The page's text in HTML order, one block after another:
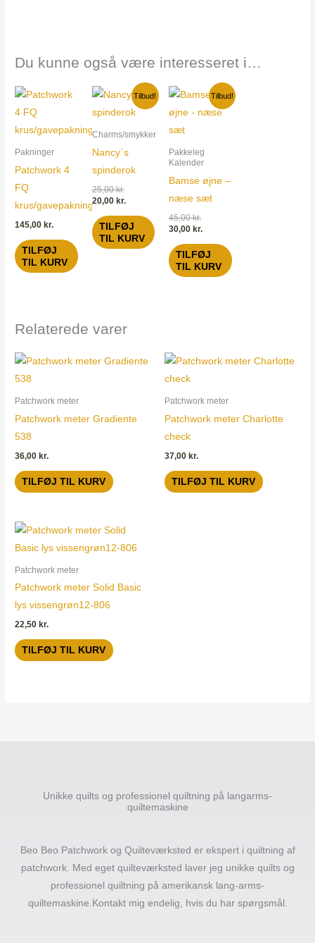
Du kunne også være interesseret i…
Pakninger
Patchwork 4
FQ
krus/gavepakning
145,00kr.
TILFØJ
TIL KURV
Tilbud!
Charms/smykker
Nancy`s
spinderok
25,00kr.
Den
oprindelige
pris
25,00 kr..
20,00 kr.
Den
aktuelle
pris
20,00 kr..
TILFØJ
TIL KURV
Tilbud!
Pakkeleg
Kalender
Bamse øjne –
næse sæt
45,00kr.
Den
oprindelige
pris
30,00kr.
Den
aktuelle
pris
TILFØJ
TIL KURV
Relaterede varer
Patchwork meter
Patchwork meter Gradiente
538
36,00 kr.
TILFØJ TIL KURV
Patchwork meter
Patchwork meter Charlotte
check
37,00 kr.
TILFØJ TIL KURV
Patchwork meter
Patchwork meter Solid Basic
lys vissengrøn12-806
22,50 kr.
TILFØJ TIL KURV
Unikke quilts og professionel quiltning på langarms-
quiltemaskine
Beo Beo Patchwork og Quilteværksted er ekspert i quiltning af
patchwork. Med eget quilteværksted laver jeg unikke quilts og
professionel quiltning på amerikansk lang-arms-
quiltemaskine.Kontakt mig endelig, hvis du har spørgsmål.